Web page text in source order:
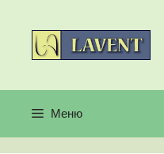
содержимому
Меню